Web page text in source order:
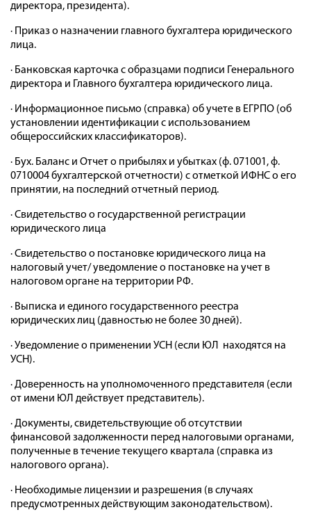
директора, президента).
· Приказ о назначении главного бухгалтера юридического
лица.
· Банковская карточка с образцами подписи Генерального
директора и Главного бухгалтера юридического лица.
· Информационное письмо (справка) об учете в ЕГРПО (об
установлении идентификации с использованием
общероссийских классификаторов).
· Бух. Баланс и Отчет о прибылях и убытках (ф. 071001, ф.
0710004 бухгалтерской отчетности) с отметкой ИФНС о его
принятии, на последний отчетный период.
· Свидетельство о государственной регистрации
юридического лица
· Свидетельство о постановке юридического лица на
налоговый учет/ уведомление о постановке на учет в
налоговом органе на территории РФ.
· Выписка и единого государственного реестра
юридических лиц (давностью не более 30 дней).
· Уведомление о применении УСН (если ЮЛ находятся на
УСН).
· Доверенность на уполномоченного представителя (если
от имени ЮЛ действует представитель).
· Документы, свидетельствующие об отсутствии
финансовой задолженности перед налоговыми органами,
полученные в течение текущего квартала (справка из
налогового органа).
· Необходимые лицензии и разрешения (в случаях
предусмотренных действующим законодательством).